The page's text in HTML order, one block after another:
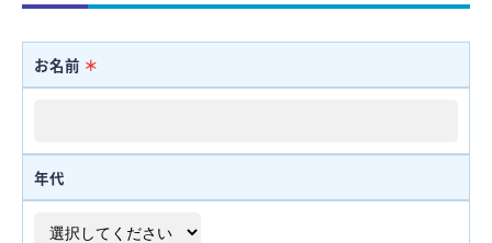
お名前 ＊
年代